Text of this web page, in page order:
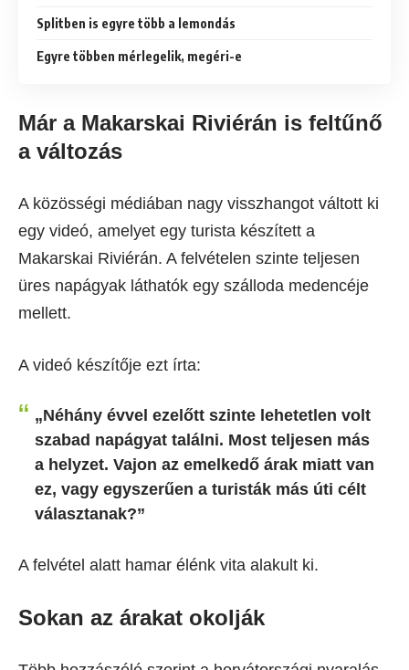
Splitben is egyre több a lemondás
Egyre többen mérlegelik, megéri-e
Már a Makarskai Riviérán is feltűnő
a változás
A közösségi médiában nagy visszhangot váltott ki
egy videó, amelyet egy turista készített a
Makarskai Riviérán. A felvételen szinte teljesen
üres napágyak láthatók egy szálloda medencéje
mellett.
A videó készítője ezt írta:
„Néhány évvel ezelőtt szinte lehetetlen volt
szabad napágyat találni. Most teljesen más
a helyzet. Vajon az emelkedő árak miatt van
ez, vagy egyszerűen a turisták más úti célt
választanak?”
A felvétel alatt hamar élénk vita alakult ki.
Sokan az árakat okolják